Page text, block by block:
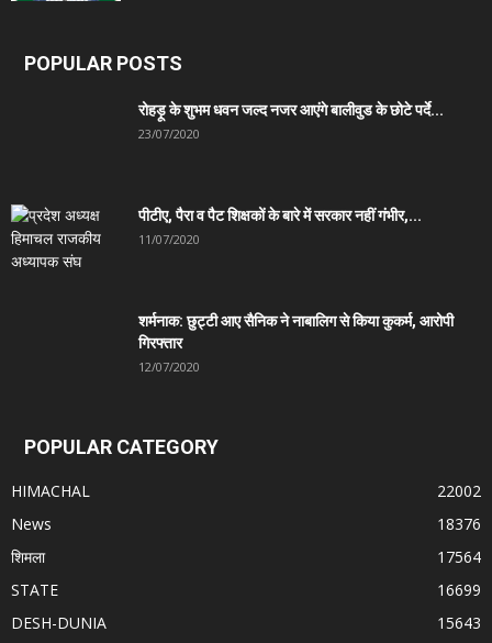
POPULAR POSTS
रोहड़ू के शुभम धवन जल्द नजर आएंगे बालीवुड के छोटे पर्दे...
23/07/2020
पीटीए, पैरा व पैट शिक्षकों के बारे में सरकार नहीं गंभीर,...
11/07/2020
शर्मनाक: छुट्टी आए सैनिक ने नाबालिग से किया कुकर्म, आरोपी
गिरफ्तार
12/07/2020
POPULAR CATEGORY
HIMACHAL
22002
News
18376
शिमला
17564
STATE
16699
DESH-DUNIA
15643